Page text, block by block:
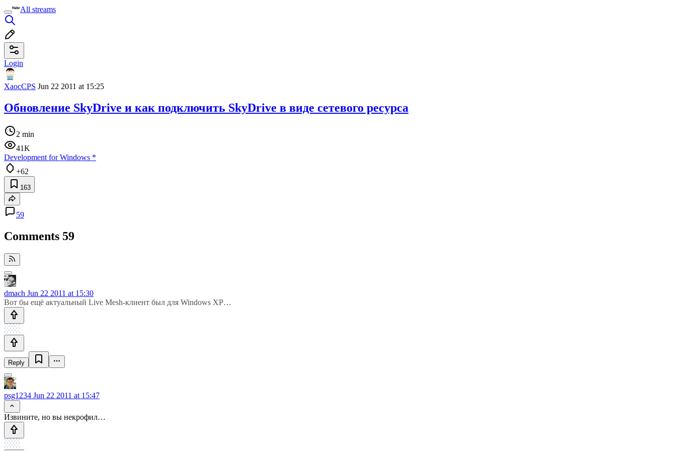
All streams
Login
XaocCPS Jun 22 2011 at 15:25
Обновление SkyDrive и как подключить SkyDrive в виде сетевого ресурса
2 min
41K
Development for Windows *
+62
163
59
Comments 59
dmach Jun 22 2011 at 15:30
Вот бы ещё актуальный Live Mesh-клиент был для Windows XP…
Reply
psg1234 Jun 22 2011 at 15:47
Извините, но вы некрофил…